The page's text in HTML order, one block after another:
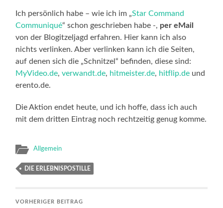
Ich persönlich habe – wie ich im „Star Command
Communiqué“ schon geschrieben habe -, per eMail
von der Blogitzeljagd erfahren. Hier kann ich also
nichts verlinken. Aber verlinken kann ich die Seiten,
auf denen sich die „Schnitzel“ befinden, diese sind:
MyVideo.de,verwandt.de, hitmeister.de, hitflip.de und
erento.de.
Die Aktion endet heute, und ich hoffe, dass ich auch
mit dem dritten Eintrag noch rechtzeitig genug komme.
Allgemein
DIE ERLEBNISPOSTILLE
VORHERIGER BEITRAG